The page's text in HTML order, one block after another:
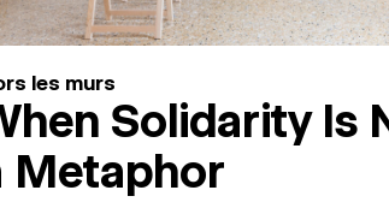
les murs
Solidarity Is
Metaphor